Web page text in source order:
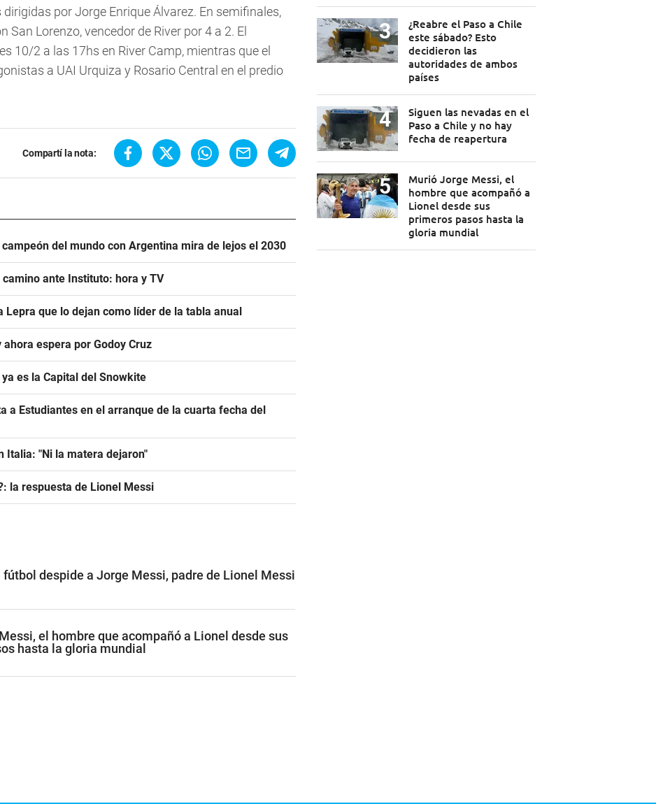
por Jorge Enrique Álvarez. En semifinales,
San Lorenzo, vencedor de River por 4 a 2. El
10/2 a las 17hs en River Camp, mientras que el
a UAI Urquiza y Rosario Central en el predio
Compartí la nota:
del mundo con Argentina mira de lejos el 2030
ante Instituto: hora y TV
que lo dejan como líder de la tabla anual
espera por Godoy Cruz
es la Capital del Snowkite
a Estudiantes en el arranque de la cuarta fecha del
Italia: "Ni la matera dejaron"
la respuesta de Lionel Messi
fútbol despide a Jorge Messi, padre de Lionel Messi
el hombre que acompañó a Lionel desde sus
hasta la gloria mundial
¿Reabre el Paso a Chile
este sábado? Esto
decidieron las
autoridades de ambos
países
Siguen las nevadas en el
Paso a Chile y no hay
fecha de reapertura
Murió Jorge Messi, el
hombre que acompañó a
Lionel desde sus
primeros pasos hasta la
gloria mundial